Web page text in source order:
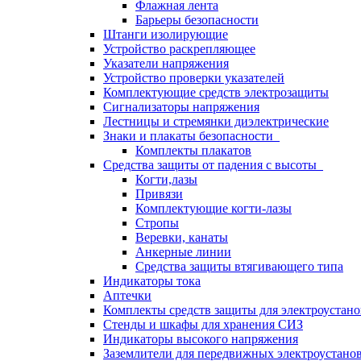
Флажная лента
Барьеры безопасности
Штанги изолирующие
Устройство раскрепляющее
Указатели напряжения
Устройство проверки указателей
Комплектующие средств электрозащиты
Сигнализаторы напряжения
Лестницы и стремянки диэлектрические
Знаки и плакаты безопасности
Комплекты плакатов
Средства защиты от падения с высоты
Когти,лазы
Привязи
Комплектующие когти-лазы
Стропы
Веревки, канаты
Анкерные линии
Средства защиты втягивающего типа
Индикаторы тока
Аптечки
Комплекты средств защиты для
Стенды и шкафы для хранения СИЗ
Индикаторы высокого напряжения
Заземлители для передвижных